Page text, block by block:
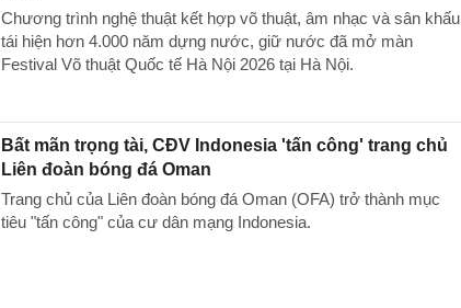
Chương trình nghệ thuật kết hợp võ thuật, âm nhạc và sân khấu
tái hiện hơn 4.000 năm dựng nước, giữ nước đã mở màn
Festival Võ thuật Quốc tế Hà Nội 2026 tại Hà Nội.
Bất mãn trọng tài, CĐV Indonesia 'tấn công' trang chủ
Liên đoàn bóng đá Oman
Trang chủ của Liên đoàn bóng đá Oman (OFA) trở thành mục
tiêu "tấn công" của cư dân mạng Indonesia.